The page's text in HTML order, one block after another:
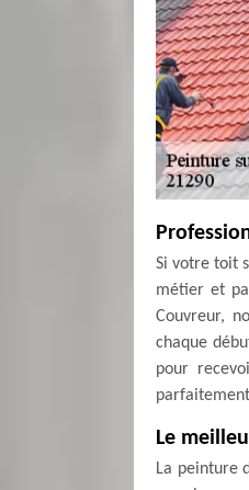
Si votre toit
métier et
Couvreur,
chaque
pour
Le
La peinture